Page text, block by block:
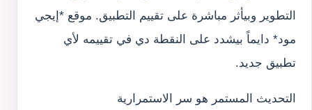
التطوير وبيأثر مباشرة على تقييم التطبيق. موقع *إيجي
مود* دايماً بيشدد على النقطة دي في تقييمه لأي
تطبيق جديد.
التحديث المستمر هو سر الاستمرارية